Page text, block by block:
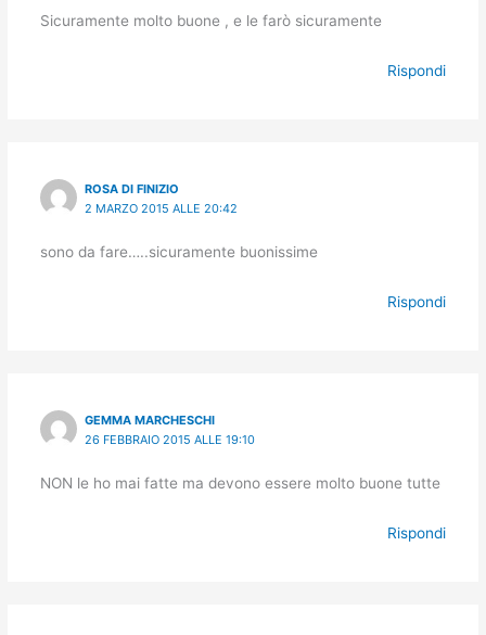
Sicuramente molto buone , e le farò sicuramente
Rispondi
ROSA DI FINIZIO
2 MARZO 2015 ALLE 20:42
sono da fare…..sicuramente buonissime
Rispondi
GEMMA MARCHESCHI
26 FEBBRAIO 2015 ALLE 19:10
NON le ho mai fatte ma devono essere molto buone tutte
Rispondi